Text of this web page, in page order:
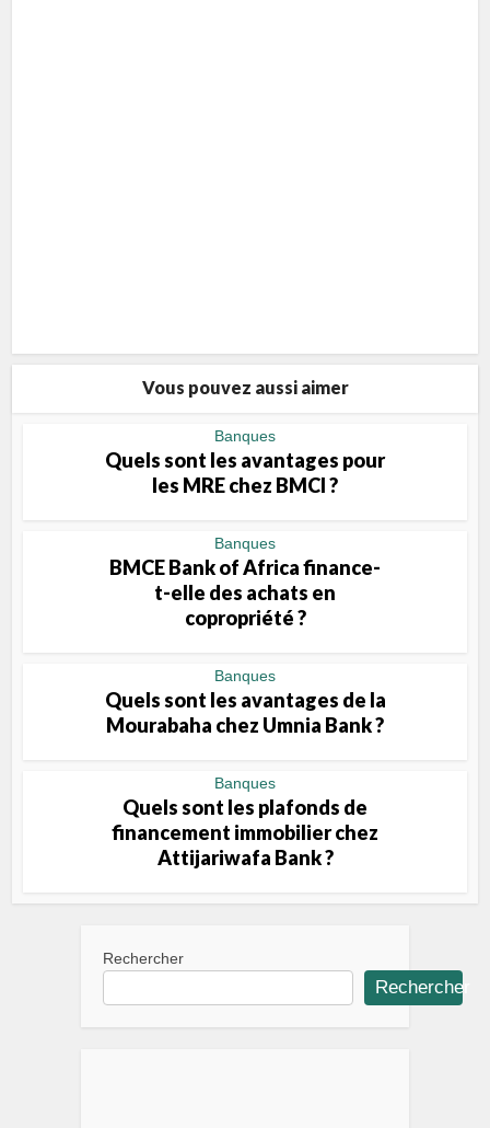
Vous pouvez aussi aimer
Banques
Quels sont les avantages pour
les MRE chez BMCI ?
Banques
BMCE Bank of Africa finance-
t-elle des achats en
copropriété ?
Banques
Quels sont les avantages de la
Mourabaha chez Umnia Bank ?
Banques
Quels sont les plafonds de
financement immobilier chez
Attijariwafa Bank ?
Rechercher
Rechercher